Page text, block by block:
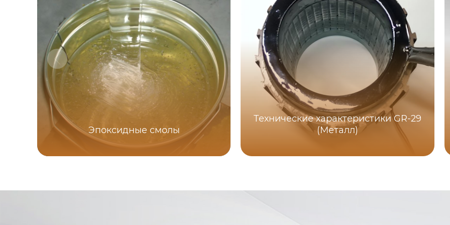
Эпоксидные смолы
Технические характеристики GR-29
(Металл)